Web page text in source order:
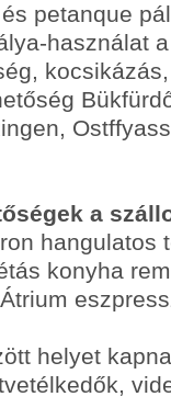
petanque
használat
a
hangulatos
konyha
helyet